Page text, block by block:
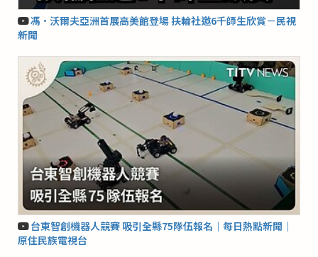
馮·沃爾夫亞洲首展高美館登場 扶輪社邀6千師生欣賞－民視
新聞
台東智創機器人競賽 吸引全縣75隊伍報名｜每日熱點新聞｜
原住民族電視台